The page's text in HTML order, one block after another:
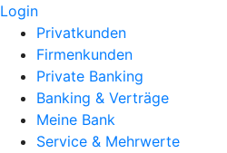
Login
Privatkunden
Firmenkunden
Private Banking
Banking & Verträge
Meine Bank
Service & Mehrwerte